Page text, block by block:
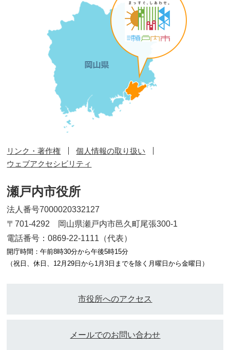
リンク・著作権
個人情報の取り扱い
ウェブアクセシビリティ
瀬戸内市役所
法人番号7000020332127
〒701-4292 岡山県瀬戸内市邑久町尾張300-1
電話番号：0869-22-1111（代表）
開庁時間：午前8時30分から午後5時15分
（祝日、休日、12月29日から1月3日までを除く月曜日から金曜日）
市役所へのアクセス
メールでのお問い合わせ